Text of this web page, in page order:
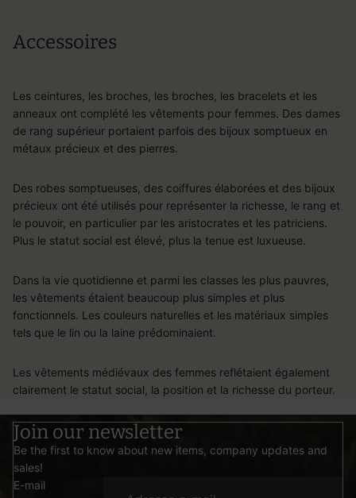
Accessoires
Les ceintures, les broches, les broches, les bracelets et les
anneaux ont complété les vêtements pour femmes. Des dames
de rang supérieur portaient parfois des bijoux somptueux en
métaux précieux et des pierres.
Des robes somptueuses, des coiffures élaborées et des bijoux
précieux ont été utilisés pour représenter la richesse, le rang et
le pouvoir, en particulier par les aristocrates et les patriciens.
Plus le statut social est élevé, plus la tenue est luxueuse.
Dans la vie quotidienne et parmi les classes les plus pauvres,
les vêtements étaient beaucoup plus simples et plus
fonctionnels. Les couleurs naturelles et les matériaux simples
tels que le lin ou la laine prédominaient.
Les vêtements médiévaux des femmes reflétaient également
clairement le statut social, la position et la richesse du porteur.
Join our newsletter
Be the first to know about new items, company updates and
sales!
E-mail